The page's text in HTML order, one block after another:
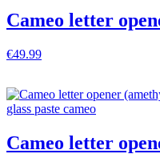
Cameo letter
€49.99
Cameo letter